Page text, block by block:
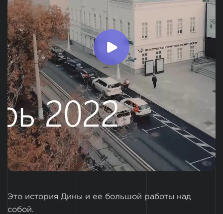
Это история Дины и ее большой работы над
собой.